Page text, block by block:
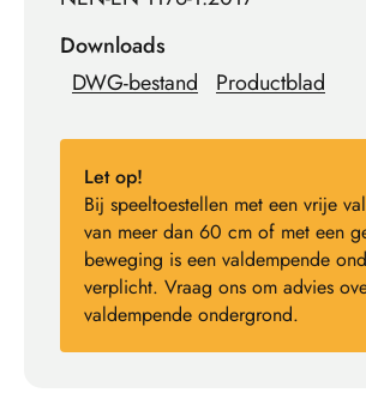
Downloads
DWG-bestand
Productblad
Let op!
Bij speeltoestellen met een vrije
van meer dan 60 cm of met een
beweging is een valdempende
verplicht. Vraag ons om advies
valdempende ondergrond.